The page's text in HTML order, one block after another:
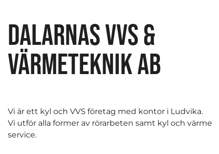
DALARNAS VVS &
VÄRMETEKNIK AB
Vi är ett kyl och VVS företag med kontor i Ludvika.
Vi utför alla former av rörarbeten samt kyl och värme
service.